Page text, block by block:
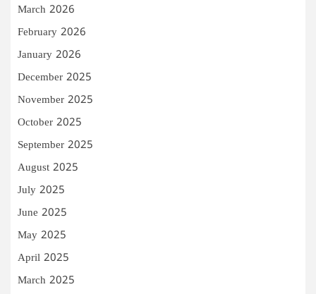
March 2026
February 2026
January 2026
December 2025
November 2025
October 2025
September 2025
August 2025
July 2025
June 2025
May 2025
April 2025
March 2025